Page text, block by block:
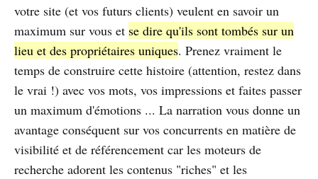
votre site (et vos futurs clients) veulent en savoir un
maximum sur vous et se dire qu'ils sont tombés sur un
lieu et des propriétaires uniques. Prenez vraiment le
temps de construire cette histoire (attention, restez dans
le vrai !) avec vos mots, vos impressions et faites passer
un maximum d'émotions ... La narration vous donne un
avantage conséquent sur vos concurrents en matière de
visibilité et de référencement car les moteurs de
recherche adorent les contenus "riches" et les